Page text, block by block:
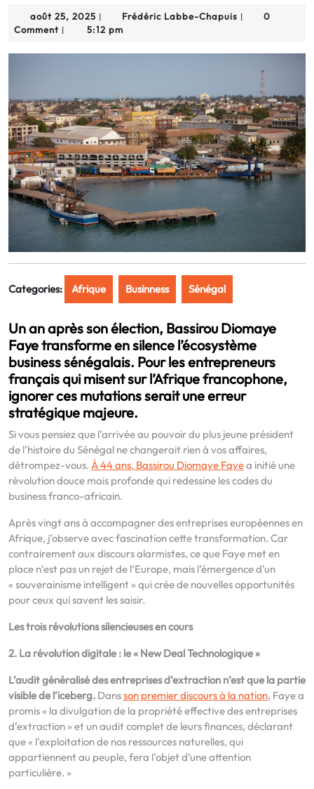
août 25, 2025 août
25,
| Frédéric Labbe-Chapuis Frédéric
|
0
Comment | 5:12 pm
Categories: Afrique Businness Sénégal
Un an après son élection, Bassirou Diomaye
Faye transforme en silence l’écosystème
business sénégalais. Pour les entrepreneurs
français qui misent sur l’Afrique francophone,
ignorer ces mutations serait une erreur
stratégique majeure.
Si vous pensiez que l’arrivée au pouvoir du plus jeune président
de l’histoire du Sénégal ne changerait rien à vos affaires,
détrompez-vous. À 44 ans, Bassirou Diomaye Fayea initié une
révolution douce mais profonde qui redessine les codes du
business franco-africain.
Après vingt ans à accompagner des entreprises européennes en
Afrique, j’observe avec fascination cette transformation. Car
contrairement aux discours alarmistes, ce que Faye met en
place n’est pas un rejet de l’Europe, mais l’émergence d’un
« souverainisme intelligent » qui crée de nouvelles opportunités
pour ceux qui savent les saisir.
Les trois révolutions silencieuses en cours
2. La révolution digitale : le « New Deal Technologique »
L’audit généralisé des entreprises d’extraction n’est que la partie
visible de l’iceberg. Dansson premier discours à la nation, Faye a
promis « la divulgation de la propriété effective des entreprises
d’extraction » et un audit complet de leurs finances, déclarant
que « l’exploitation de nos ressources naturelles, qui
appartiennent au peuple, fera l’objet d’une attention
particulière. »